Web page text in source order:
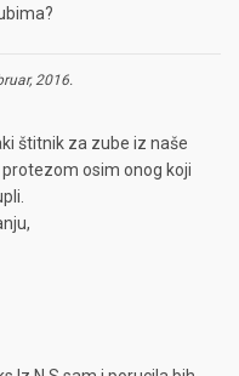
2016.
štitnik za zube iz naše
osim onog koji